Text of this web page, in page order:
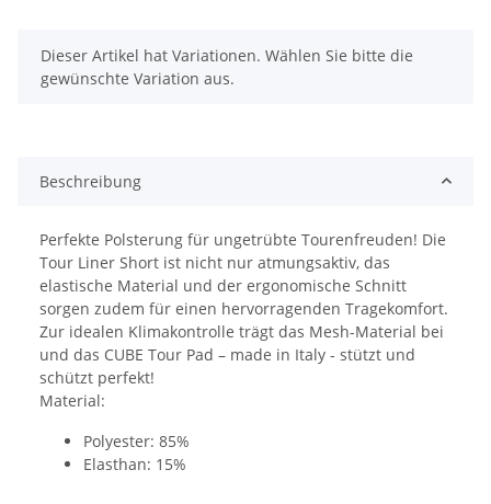
x
Dieser Artikel hat Variationen. Wählen Sie bitte die
gewünschte Variation aus.
Beschreibung
Perfekte Polsterung für ungetrübte Tourenfreuden! Die
Tour Liner Short ist nicht nur atmungsaktiv, das
elastische Material und der ergonomische Schnitt
sorgen zudem für einen hervorragenden Tragekomfort.
Zur idealen Klimakontrolle trägt das Mesh-Material bei
und das CUBE Tour Pad – made in Italy - stützt und
schützt perfekt!
Material:
Polyester: 85%
Elasthan: 15%